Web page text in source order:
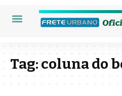
Tag:coluna do